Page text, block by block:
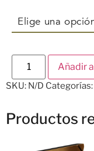
Añadir
SKU: N/D Categorías:
Productos